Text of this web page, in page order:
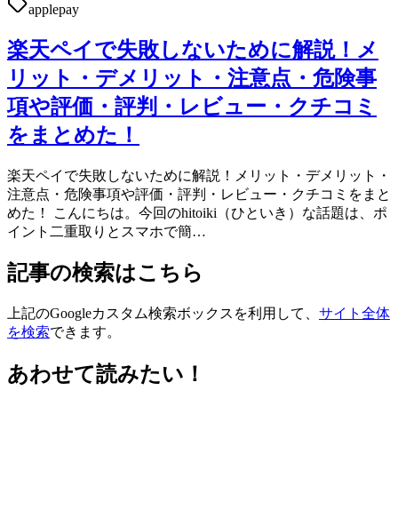
applepay
楽天ペイで失敗しないために解説！メ
リット・デメリット・注意点・危険事
項や評価・評判・レビュー・クチコミ
をまとめた！
楽天ペイで失敗しないために解説！メリット・デメリット・
注意点・危険事項や評価・評判・レビュー・クチコミをまと
めた！ こんにちは。今回のhitoiki（ひといき）な話題は、ポ
イント二重取りとスマホで簡…
記事の検索はこちら
上記のGoogleカスタム検索ボックスを利用して、 サイト全体
を検索できます。
あわせて読みたい！